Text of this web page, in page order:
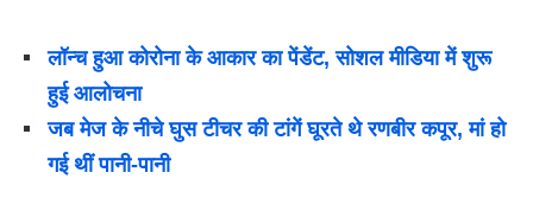
लॉन्च हुआ कोरोना के आकार का पेंडेंट, सोशल मीडिया में शुरू
हुई आलोचना
जब मेज के नीचे घुस टीचर की टांगें घूरते थे रणबीर कपूर, मां हो
गई थीं पानी-पानी